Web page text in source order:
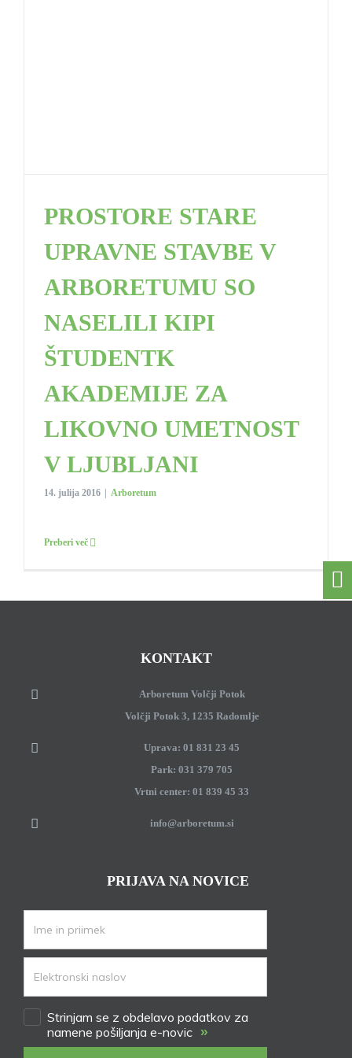
PROSTORE STARE
UPRAVNE STAVBE V
ARBORETUMU SO
NASELILI KIPI
ŠTUDENTK
AKADEMIJE ZA
LIKOVNO UMETNOST
V LJUBLJANI
14. julija 2016 | Arboretum
Preberi več
KONTAKT
Arboretum Volčji Potok
Volčji Potok 3, 1235 Radomlje
Uprava: 01 831 23 45
Park: 031 379 705
Vrtni center: 01 839 45 33
info@arboretum.si
PRIJAVA NA NOVICE
Strinjam se z obdelavo podatkov za
namene pošiljanja e-novic »